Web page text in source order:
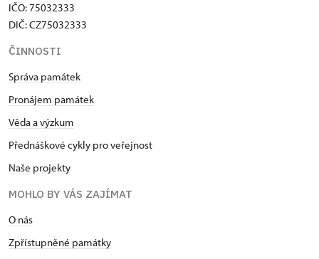
IČO: 75032333
DIČ: CZ75032333
ČINNOSTI
Správa památek
Pronájem památek
Věda a výzkum
Přednáškové cykly pro veřejnost
Naše projekty
MOHLO BY VÁS ZAJÍMAT
O nás
Zpřístupněné památky